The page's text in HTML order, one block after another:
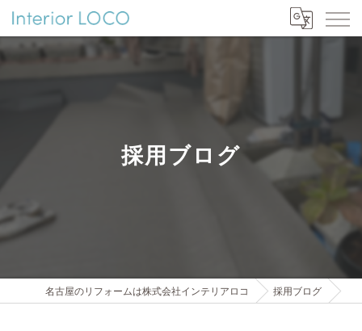
採用ブログ
名古屋のリフォームは株式会社インテリアロコ 採用ブログ